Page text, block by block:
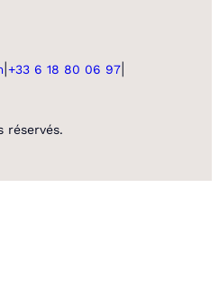
+33 6 18 80 06 97
réservés.